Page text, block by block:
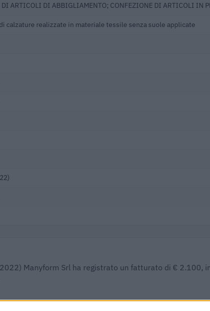
ARTICOLI DI ABBIGLIAMENTO; CONFEZIONE DI ARTICOLI IN
calzature realizzate in materiale tessile senza suole applicate
Manyform Srl ha registrato un fatturato di € 2.100,